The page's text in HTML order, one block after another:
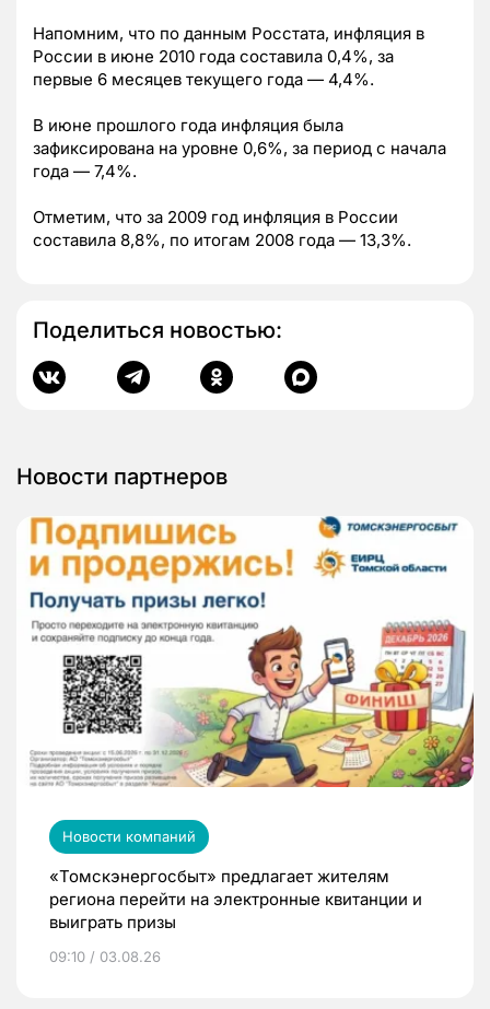
Напомним, что по данным Росстата, инфляция в
России в июне 2010 года составила 0,4%, за
первые 6 месяцев текущего года — 4,4%.
В июне прошлого года инфляция была
зафиксирована на уровне 0,6%, за период с начала
года — 7,4%.
Отметим, что за 2009 год инфляция в России
составила 8,8%, по итогам 2008 года — 13,3%.
Поделиться новостью:
Новости партнеров
Новости компаний
«Томскэнергосбыт» предлагает жителям
региона перейти на электронные квитанции и
выиграть призы
09:10 / 03.08.26